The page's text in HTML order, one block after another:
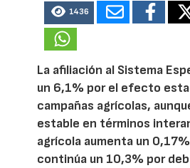
1436
La afiliación al Sistema
un 6,1% por el efecto
campañas agrícolas,
estable en términos
agrícola aumenta un
continúa un 10,3% por